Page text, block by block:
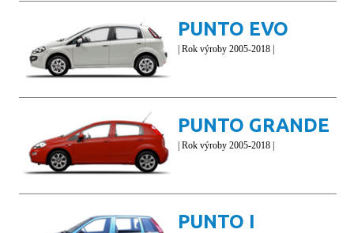
PUNTO EVO
| Rok výroby 2005-2018 |
PUNTO GRANDE
| Rok výroby 2005-2018 |
PUNTO I